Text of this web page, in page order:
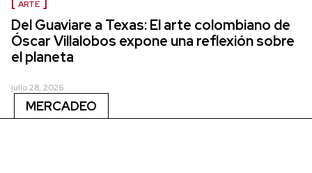
ARTE
Del Guaviare a Texas: El arte colombiano de
Óscar Villalobos expone una reflexión sobre
el planeta
julio 28, 2026
MERCADEO